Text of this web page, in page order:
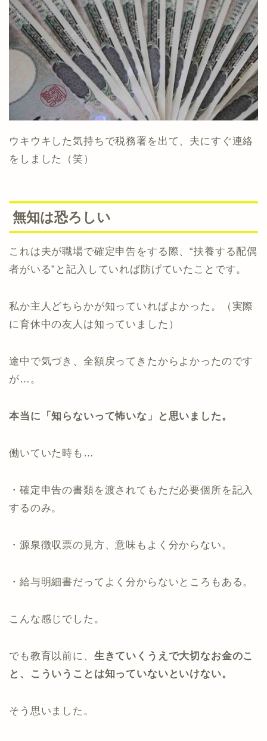
ウキウキした気持ちで税務署を出て、夫にすぐ連絡
をしました（笑）
無知は恐ろしい
これは夫が職場で確定申告をする際、“扶養する配偶
者がいる”と記入していれば防げていたことです。
私か主人どちらかが知っていればよかった。（実際
に育休中の友人は知っていました）
途中で気づき、全額戻ってきたからよかったのです
が…。
本当に「知らないって怖いな」と思いました。
働いていた時も…
・確定申告の書類を渡されてもただ必要個所を記入
するのみ。
・源泉徴収票の見方、意味もよく分からない。
・給与明細書だってよく分からないところもある。
こんな感じでした。
でも教育以前に、 生きていくうえで大切なお金のこ
と、こういうことは知っていないといけない。
そう思いました。